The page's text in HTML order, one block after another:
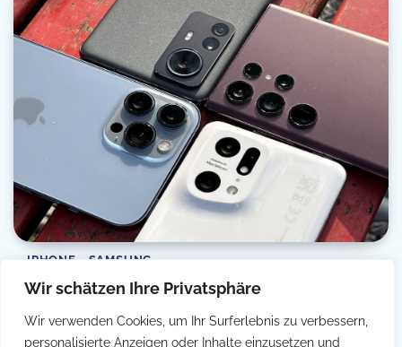
Wir schätzen Ihre Privatsphäre
Wir verwenden Cookies, um Ihr Surferlebnis zu verbessern,
personalisierte Anzeigen oder Inhalte einzusetzen und
IPHONE SAMSUNG
Handys mit der besten Kamera
Filip Simetic 03/07/2022 2 Min Read 0